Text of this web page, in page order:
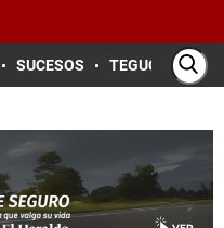
SUCESOS TEGUCIGALPA